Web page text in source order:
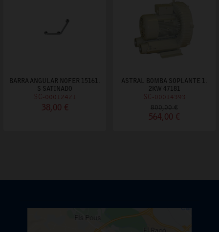
BARRA ANGULAR NOFER 15161.
S SATINADO
SC-00012421
38,00 €
ASTRAL BOMBA SOPLANTE 1.
2KW 47181
SC-00014393
800,00 €
564,00 €